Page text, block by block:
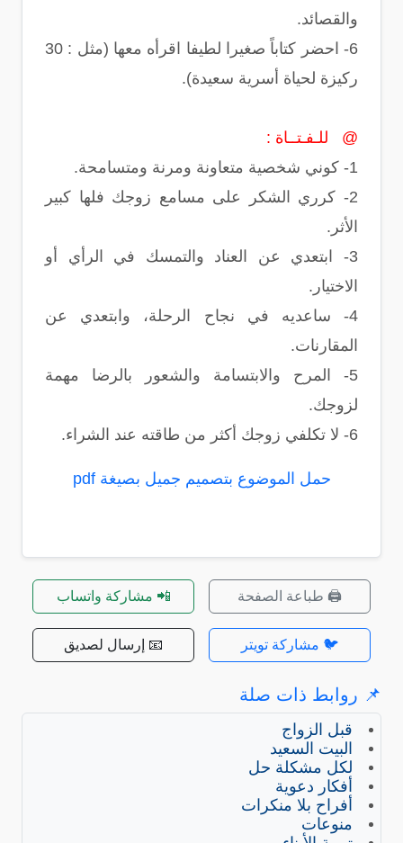
والقصائد.
6- احضر كتاباً صغيرا لطيفا اقرأه معها (مثل : 30
ركيزة لحياة أسرية سعيدة).
@ للـفـتــاة :
1- كوني شخصية متعاونة ومرنة ومتسامحة.
2- كرري الشكر على مسامع زوجك فلها كبير
الأثر.
3- ابتعدي عن العناد والتمسك في الرأي أو
الاختيار.
4- ساعديه في نجاح الرحلة، وابتعدي عن
المقارنات.
5- المرح والابتسامة والشعور بالرضا مهمة
لزوجك.
6- لا تكلفي زوجك أكثر من طاقته عند الشراء.
حمل الموضوع بتصميم جميل بصيغة pdf
🖨️ طباعة الصفحة 📲 مشاركة واتساب
🐦 مشاركة تويتر 📧 إرسال لصديق
📌 روابط ذات صلة
قبل الزواج
البيت السعيد
لكل مشكلة حل
أفكار دعوية
أفراح بلا منكرات
منوعات